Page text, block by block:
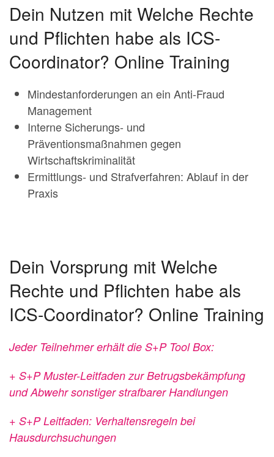
Dein Nutzen mit Welche Rechte
und Pflichten habe als ICS-
Coordinator? Online Training
Mindestanforderungen an ein Anti-Fraud
Management
Interne Sicherungs- und
Präventionsmaßnahmen gegen
Wirtschaftskriminalität
Ermittlungs- und Strafverfahren: Ablauf in der
Praxis
Dein Vorsprung mit Welche
Rechte und Pflichten habe als
ICS-Coordinator? Online Training
Jeder Teilnehmer erhält die S+P Tool Box:
+ S+P Muster-Leitfaden zur Betrugsbekämpfung
und Abwehr sonstiger strafbarer Handlungen
+ S+P Leitfaden: Verhaltensregeln bei
Hausdurchsuchungen